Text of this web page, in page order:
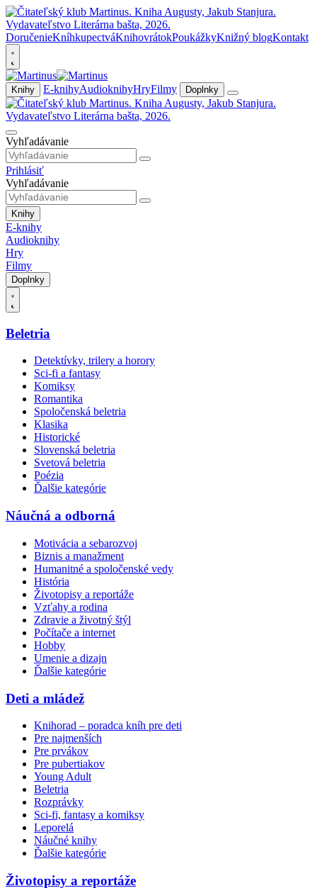
DoručenieKníhkupectváKnihovrátokPoukážkyKnižný blogKontakt
Knihy E-knihyAudioknihyHryFilmy Doplnky
Vyhľadávanie
Prihlásiť
Vyhľadávanie
Knihy
E-knihy
Audioknihy
Hry
Filmy
Doplnky
Beletria
Detektívky, trilery a horory
Sci-fi a fantasy
Komiksy
Romantika
Spoločenská beletria
Klasika
Historické
Slovenská beletria
Svetová beletria
Poézia
Ďalšie kategórie
Náučná a odborná
Motivácia a sebarozvoj
Biznis a manažment
Humanitné a spoločenské vedy
História
Životopisy a reportáže
Vzťahy a rodina
Zdravie a životný štýl
Počítače a internet
Hobby
Umenie a dizajn
Ďalšie kategórie
Deti a mládež
Knihorad – poradca kníh pre deti
Pre najmenších
Pre prvákov
Pre pubertiakov
Young Adult
Beletria
Rozprávky
Sci-fi, fantasy a komiksy
Leporelá
Náučné knihy
Ďalšie kategórie
Životopisy a reportáže